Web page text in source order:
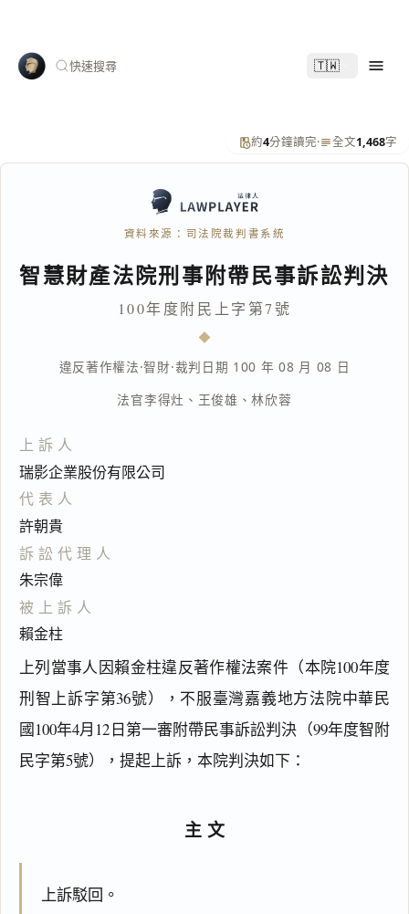
快速搜尋 🇹🇼
約4分鐘讀完· 全文1,468字
資料來源：司法院裁判書系統
智慧財產法院刑事附帶民事訴訟判決
100年度附民上字第7號
違反著作權法·智財·裁判日期 100 年 08 月 08 日
法官李得灶 、 王俊雄 、林欣蓉
上訴人
瑞影企業股份有限公司
代表人
許朝貴
訴訟代理人
朱宗偉
被上訴人
賴金柱
上列當事人因賴金柱違反著作權法案件（本院100年度
刑智上訴字第36號），不服臺灣嘉義地方法院中華民
國100年4月12日第一審附帶民事訴訟判決（99年度智附
民字第5號），提起上訴，本院判決如下：
主文
上訴駁回。